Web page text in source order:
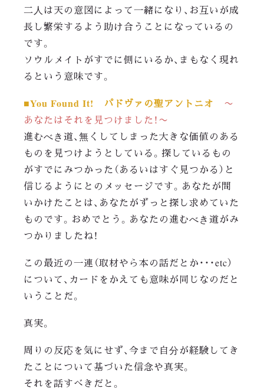
二人は天の意図によって一緒になり、お互いが成
長し繁栄するよう助け合うことになっているの
です。
ソウルメイトがすでに側にいるか、まもなく現れ
るという意味です。
■You Found It! パドヴァの聖アントニオ 〜
あなたはそれを見つけました！〜
進むべき道、無くしてしまった大きな価値のある
ものを見つけようとしている。探しているもの
がすでにみつかった（あるいはすぐ見つかる）と
信じるようにとのメッセージです。あなたが問
いかけたことは、あなたがずっと探し求めていた
ものです。おめでとう。あなたの進むべき道がみ
つかりましたね！
この最近の一連（取材やら本の話だとか・・・etc）
について、カードをかえても意味が同じなのだと
いうことだ。
真実。
周りの反応を気にせず、今まで自分が経験してき
たことについて基づいた信念や真実。
それを話すべきだと。